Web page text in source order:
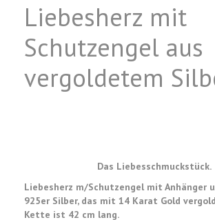
Liebesherz mit
Schutzengel aus
vergoldetem
Das Liebesschmuckstück.
Liebesherz m/Schutzengel mit Anhänger
925er Silber, das mit 14 Karat Gold
Kette ist 42 cm lang.